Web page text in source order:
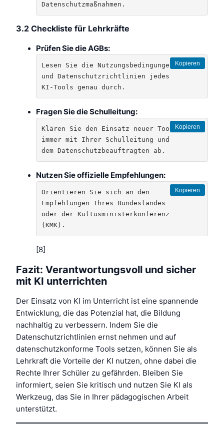
Datenschutzmaßnahmen.
3.2 Checkliste für Lehrkräfte
Prüfen Sie die AGBs:
Lesen Sie die Nutzungsbedingungen
und Datenschutzrichtlinien jedes
KI-Tools genau durch.
Kopieren
Fragen Sie die Schulleitung:
Klären Sie den Einsatz neuer Tools
immer mit Ihrer Schulleitung und
dem Datenschutzbeauftragten ab.
Kopieren
Nutzen Sie offizielle Empfehlungen:
Orientieren Sie sich an den
Empfehlungen Ihres Bundeslandes
oder der Kultusministerkonferenz
(KMK).
Kopieren
[8]
Fazit: Verantwortungsvoll und sicher
mit KI unterrichten
Der Einsatz von KI im Unterricht ist eine spannende
Entwicklung, die das Potenzial hat, die Bildung
nachhaltig zu verbessern. Indem Sie die
Datenschutzrichtlinien ernst nehmen und auf
datenschutzkonforme Tools setzen, können Sie als
Lehrkraft die Vorteile der KI nutzen, ohne dabei die
Rechte Ihrer Schüler zu gefährden. Bleiben Sie
informiert, seien Sie kritisch und nutzen Sie KI als
Werkzeug, das Sie in Ihrer pädagogischen Arbeit
unterstützt.